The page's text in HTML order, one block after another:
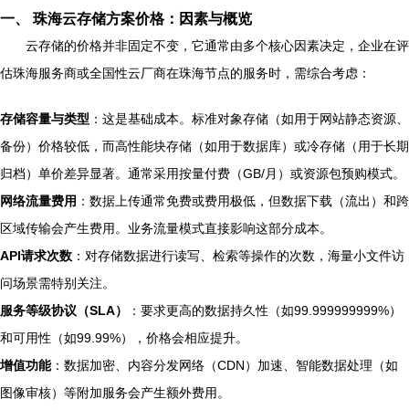
一、 珠海云存储方案价格：因素与概览
云存储的价格并非固定不变，它通常由多个核心因素决定，企业在评
估珠海服务商或全国性云厂商在珠海节点的服务时，需综合考虑：
存储容量与类型 ：这是基础成本。标准对象存储（如用于网站静态资源、
备份）价格较低，而高性能块存储（如用于数据库）或冷存储（用于长期
归档）单价差异显著。通常采用按量付费（GB/月）或资源包预购模式。
网络流量费用 ：数据上传通常免费或费用极低，但数据下载（流出）和跨
区域传输会产生费用。业务流量模式直接影响这部分成本。
API请求次数 ：对存储数据进行读写、检索等操作的次数，海量小文件访
问场景需特别关注。
服务等级协议（SLA）
：要求更高的数据持久性（如99.999999999%）
和可用性（如99.99%），价格会相应提升。
增值功能：数据加密、内容分发网络（CDN）加速、智能数据处理（如
图像审核）等附加服务会产生额外费用。